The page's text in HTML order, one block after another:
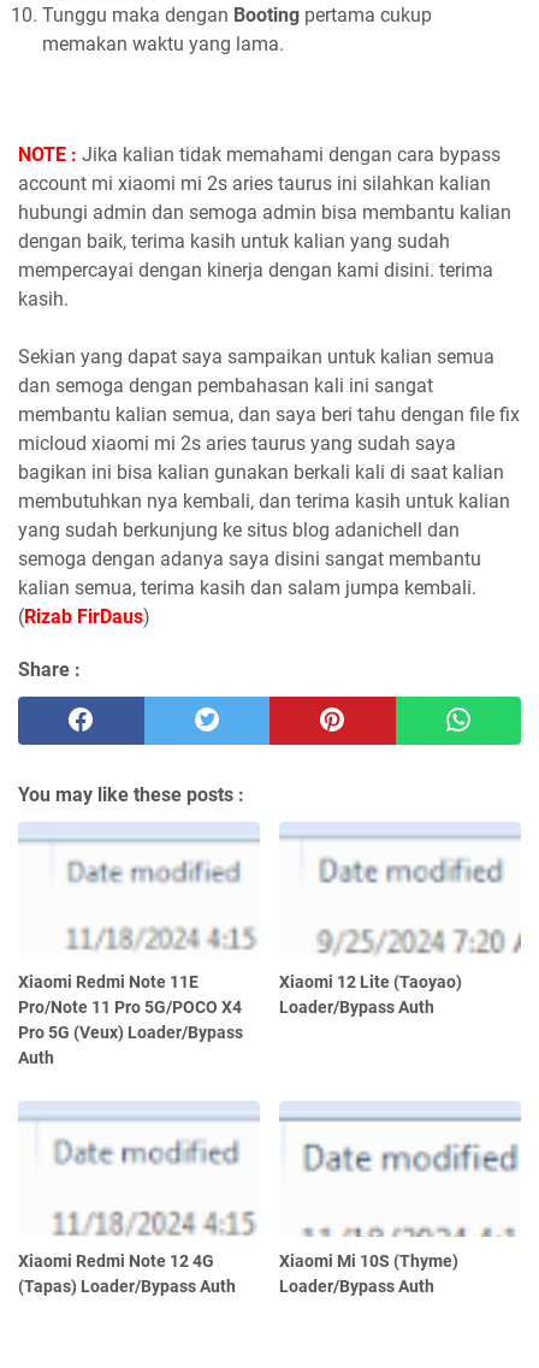
Tunggu maka dengan Booting pertama cukup
memakan waktu yang lama.
NOTE : Jika kalian tidak memahami dengan cara bypass
account mi xiaomi mi 2s aries taurus ini silahkan kalian
hubungi admin dan semoga admin bisa membantu kalian
dengan baik, terima kasih untuk kalian yang sudah
mempercayai dengan kinerja dengan kami disini. terima
kasih.
Sekian yang dapat saya sampaikan untuk kalian semua
dan semoga dengan pembahasan kali ini sangat
membantu kalian semua, dan saya beri tahu dengan file fix
micloud xiaomi mi 2s aries taurus yang sudah saya
bagikan ini bisa kalian gunakan berkali kali di saat kalian
membutuhkan nya kembali, dan terima kasih untuk kalian
yang sudah berkunjung ke situs blog adanichell dan
semoga dengan adanya saya disini sangat membantu
kalian semua, terima kasih dan salam jumpa kembali.
(Rizab FirDaus)
Share :
You may like these posts :
Xiaomi Redmi Note 11E
Pro/Note 11 Pro 5G/POCO X4
Pro 5G (Veux) Loader/Bypass
Auth
Xiaomi 12 Lite (Taoyao)
Loader/Bypass Auth
Xiaomi Redmi Note 12 4G
(Tapas) Loader/Bypass Auth
Xiaomi Mi 10S (Thyme)
Loader/Bypass Auth